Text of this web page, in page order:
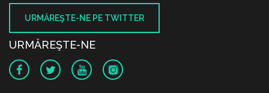
URMĂREŞTE-NE PE TWITTER
URMĂREŞTE-NE